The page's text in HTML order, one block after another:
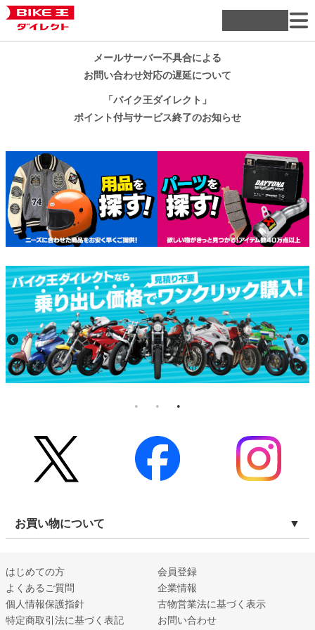
メールサーバー不具合による
お問い合わせ対応の遅延について
「バイク王ダイレクト」
ポイント付与サービス終了のお知らせ
お買い物について
はじめての方
会員登録
よくあるご質問
企業情報
個人情報保護指針
古物営業法に基づく表示
特定商取引法に基づく表記
お問い合わせ